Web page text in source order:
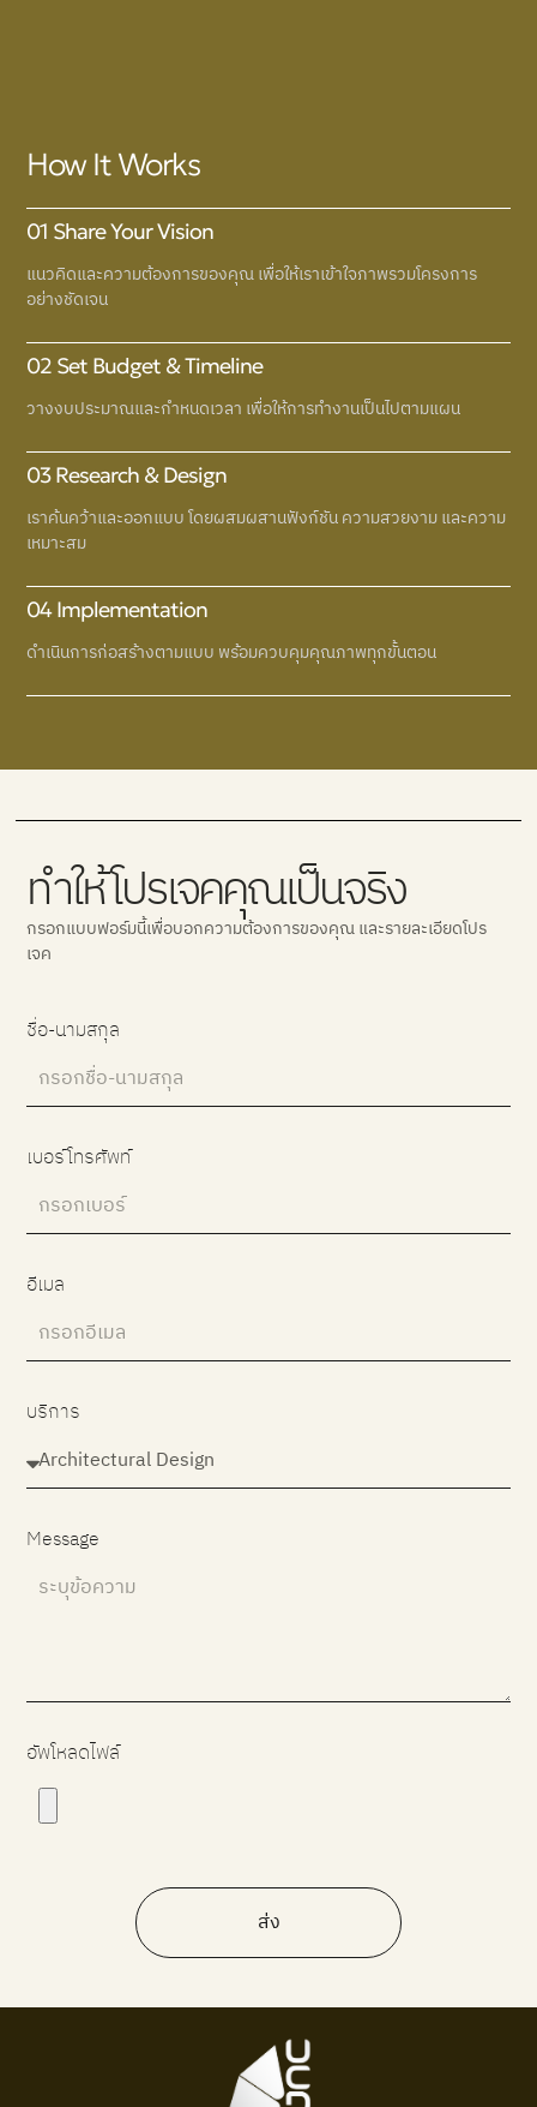
How It Works
01 Share Your Vision
แนวคิดและความต้องการของคุณ เพื่อให้เราเข้าใจภาพรวมโครงการ
อย่างชัดเจน
02 Set Budget & Timeline
วางงบประมาณและกำหนดเวลา เพื่อให้การทำงานเป็นไปตามแผน
03 Research & Design
เราค้นคว้าและออกแบบ โดยผสมผสานฟังก์ชัน ความสวยงาม และความ
เหมาะสม
04 Implementation
ดำเนินการก่อสร้างตามแบบ พร้อมควบคุมคุณภาพทุกขั้นตอน
ทำให้โปรเจคคุณเป็นจริง
กรอกแบบฟอร์มนี้เพื่อบอกความต้องการของคุณ และรายละเอียดโปร
เจค
ชื่อ-นามสกุล
เบอร์โทรศัพท์
อีเมล
บริการ
Message
อัพโหลดไฟล์
ส่ง